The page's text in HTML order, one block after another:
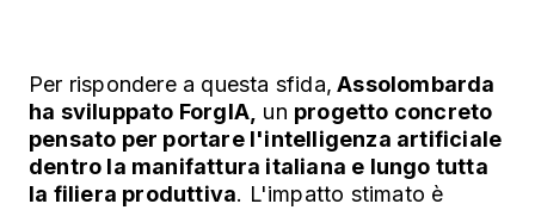
Per rispondere a questa sfida, Assolombarda
ha sviluppato ForgIA, un progetto concreto
pensato per portare l'intelligenza artificiale
dentro la manifattura italiana e lungo tutta
la filiera produttiva. L'impatto stimato è